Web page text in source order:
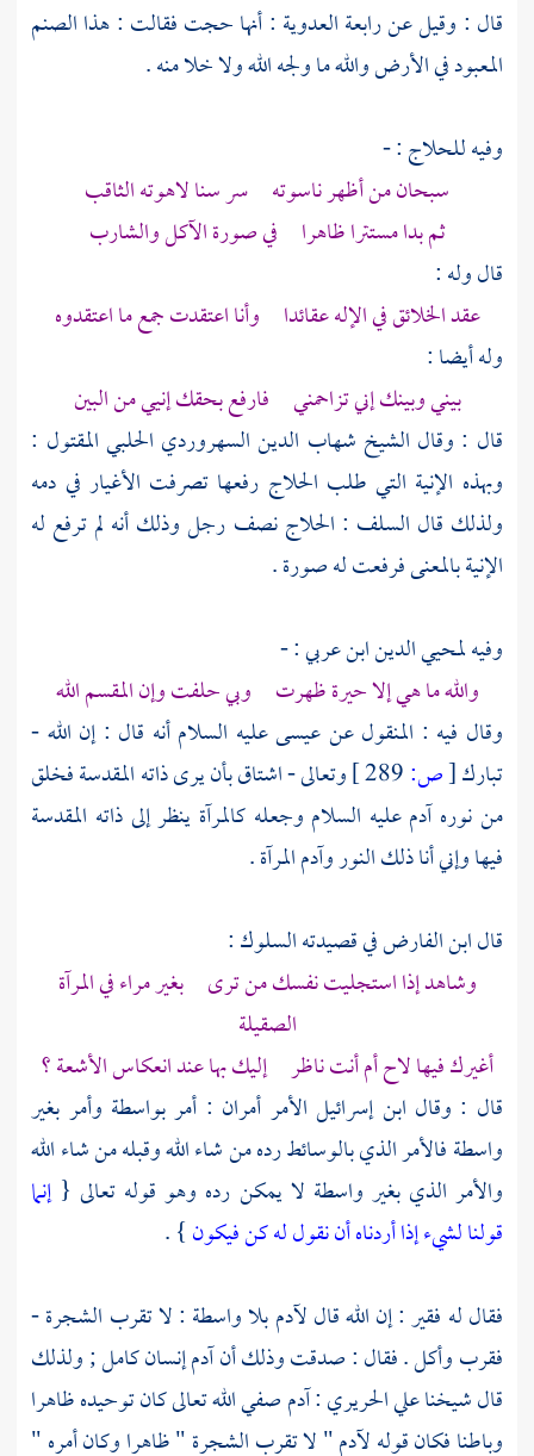
قال : وقيل عنرابعة العدوية : أنها حجت فقالت : هذا الصنم
المعبود في الأرض والله ما ولجه الله ولا خلا منه .
وفيه للحلاج : -
سبحان من أظهر ناسوته سر سنا لاهوته الثاقب
ثم بدا مستترا ظاهرا في صورة الآكل والشارب
قال وله :
عقد الخلائق في الإله عقائدا وأنا اعتقدت جمع ما اعتقدوه
وله أيضا :
بيني وبينك إني تزاحمني فارفع بحقك إنيي من البين
قال : وقال الشيخ شهاب الدين السهروردي الحلبيالمقتول :
وبهذه الإنية التي طلب الحلاج رفعها تصرفت الأغيار في دمه
ولذلك قال السلف : الحلاجنصف رجل وذلك أنه لم ترفع له
الإنية بالمعنى فرفعت له صورة .
وفيه لمحيي الدين ابن عربي : -
والله ما هي إلا حيرة ظهرت وبي حلفت وإن المقسم الله
وقال فيه : المنقول عنعيسىعليه السلام أنه قال : إن الله -
تبارك[ص:
وتعالى - اشتاق بأن يرى ذاته المقدسة فخلق
من نورهآدمعليه السلام وجعله كالمرآة ينظر إلى ذاته المقدسة
فيها وإني أنا ذلك النوروآدمالمرآة .
قال ابن الفارض في قصيدته السلوك :
وشاهد إذا استجليت نفسك من ترى بغير مراء في المرآة
الصقيلة
أغيرك فيها لاح أم أنت ناظر إليك بها عند انعكاس الأشعة ؟
قال : وقال ابن إسرائيل الأمر أمران : أمر بواسطة وأمر بغير
واسطة فالأمر الذي بالوسائط رده من شاء الله وقبله من شاء الله
والأمر الذي بغير واسطة لا يمكن رده وهو قوله تعالى {إنما
قولنا لشيء إذا أردناه أن نقول له كن فيكون} .
فقال له فقير : إن الله قاللآدمبلا واسطة : لا تقرب الشجرة -
فقرب وأكل . فقال : صدقت وذلك أنآدمإنسان كامل ; ولذلك
قال شيخناعلي الحريري:آدمصفي الله تعالى كان توحيده ظاهرا
وباطنا فكان قولهلآدم" لا تقرب الشجرة " ظاهرا وكان أمره "